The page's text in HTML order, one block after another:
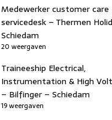
Medewerker customer care
servicedesk – Thermen
Schiedam
20 weergaven
Traineeship Electrical,
Instrumentation & High
– Bilfinger – Schiedam
19 weergaven